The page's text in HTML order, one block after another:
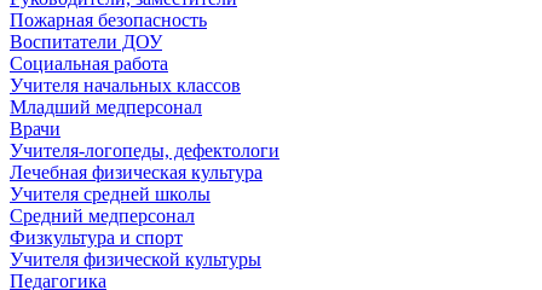
Пожарная безопасность
Воспитатели ДОУ
Социальная работа
Учителя начальных классов
Младший медперсонал
Врачи
Учителя-логопеды, дефектологи
Лечебная физическая культура
Учителя средней школы
Средний медперсонал
Физкультура и спорт
Учителя физической культуры
Педагогика